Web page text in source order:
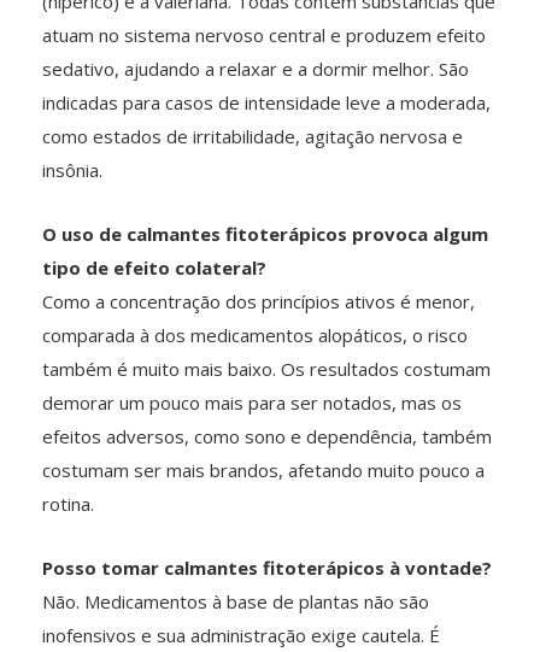
atuam no sistema nervoso central e produzem efeito
sedativo, ajudando a relaxar e a dormir melhor. São
indicadas para casos de intensidade leve a moderada,
como estados de irritabilidade, agitação nervosa e
insônia.
O uso de calmantes fitoterápicos provoca algum
tipo de efeito colateral?
Como a concentração dos princípios ativos é menor,
comparada à dos medicamentos alopáticos, o risco
também é muito mais baixo. Os resultados costumam
demorar um pouco mais para ser notados, mas os
efeitos adversos, como sono e dependência, também
costumam ser mais brandos, afetando muito pouco a
rotina.
Posso tomar calmantes fitoterápicos à vontade?
Não. Medicamentos à base de plantas não são
inofensivos e sua administração exige cautela. É